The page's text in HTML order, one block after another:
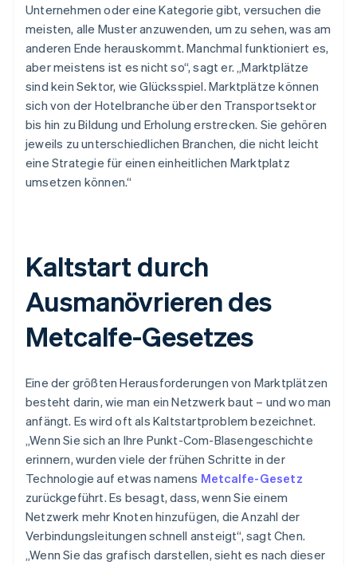
Unternehmen oder eine Kategorie gibt, versuchen die
meisten, alle Muster anzuwenden, um zu sehen, was am
anderen Ende herauskommt. Manchmal funktioniert es,
aber meistens ist es nicht so“, sagt er. „Marktplätze
sind kein Sektor, wie Glücksspiel. Marktplätze können
sich von der Hotelbranche über den Transportsektor
bis hin zu Bildung und Erholung erstrecken. Sie gehören
jeweils zu unterschiedlichen Branchen, die nicht leicht
eine Strategie für einen einheitlichen Marktplatz
umsetzen können.“
Kaltstart durch
Ausmanövrieren des
Metcalfe-Gesetzes
Eine der größten Herausforderungen von Marktplätzen
besteht darin, wie man ein Netzwerk baut – und wo man
anfängt. Es wird oft als Kaltstartproblem bezeichnet.
„Wenn Sie sich an Ihre Punkt-Com-Blasengeschichte
erinnern, wurden viele der frühen Schritte in der
Technologie auf etwas namens Metcalfe-Gesetz
zurückgeführt. Es besagt, dass, wenn Sie einem
Netzwerk mehr Knoten hinzufügen, die Anzahl der
Verbindungsleitungen schnell ansteigt“, sagt Chen.
„Wenn Sie das grafisch darstellen, sieht es nach dieser